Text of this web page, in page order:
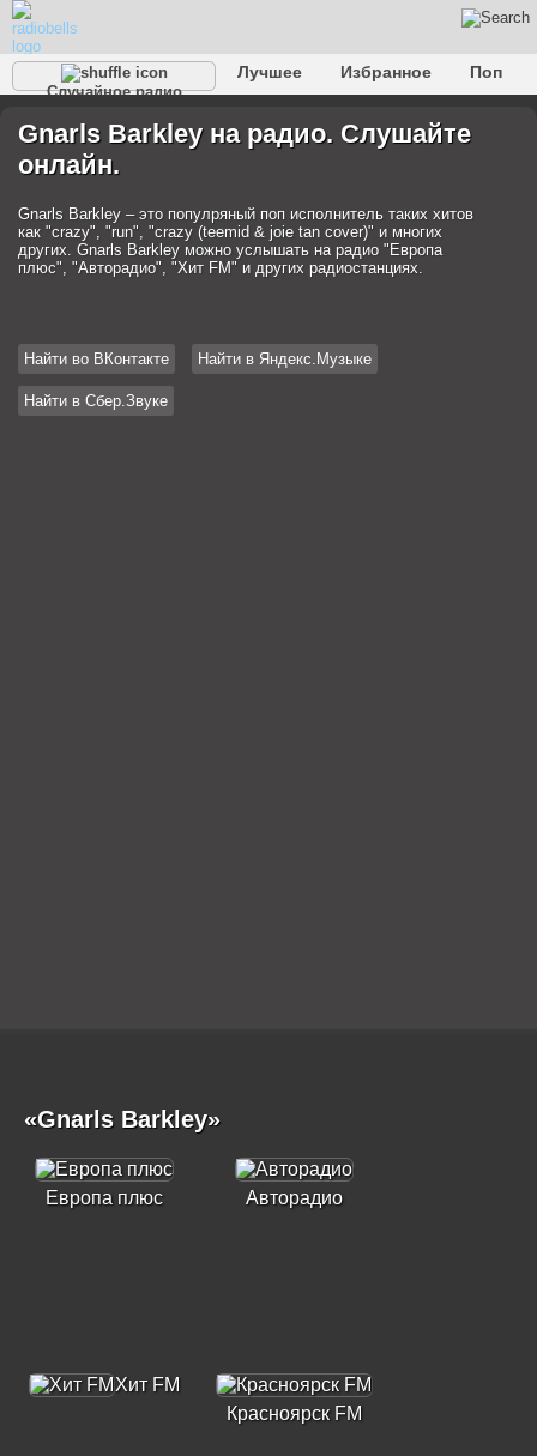
Случайное радио
Лучшее Избранное
Поп
Разговорное
Рэп Транс Дип-хаус
Фолк
Джаз
Детское
Gnarls Barkley на радио. Слушайте
онлайн.
Gnarls Barkley – это популряный поп исполнитель таких хитов
как "crazy", "run", "crazy (teemid & joie tan cover)" и многих
других. Gnarls Barkley можно услышать на радио "Европа
плюс", "Авторадио", "Хит FM" и других радиостанциях.
Найти во ВКонтакте Найти в Яндекс.Музыке
Найти в Сбер.Звуке
«Gnarls Barkley»
Европа плюс Авторадио
Хит FM
Красноярск FM